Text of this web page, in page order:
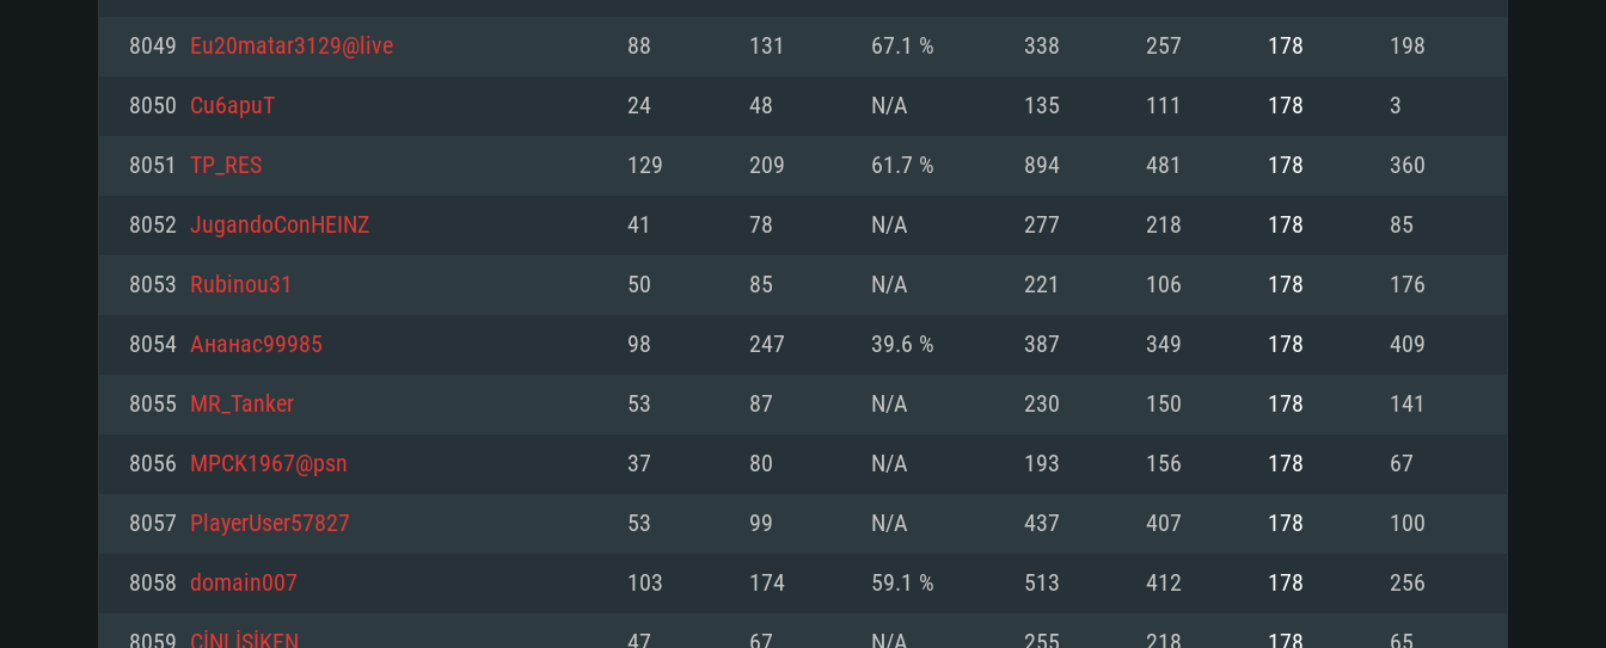
PC MAC Linux
최소사양
운영체제: Windows 10 (64 bit)
프로세서: 2.2 GHz 듀얼코어 이상
메모리: 4GB
그래픽 카드: DirectX 11 이상을 지원하는 AMD
해상도: 720p
네트워크: 브로드밴드 인터넷
여유 저장 공간: 22.1 GB (최소 클라이언트)
권장 사양
운영체제: Windows 10/11 (64 bit)
프로세서: Intel Core i5 또는 Ryzen 5 3600 이상
메모리: 16 GB 이상
그래픽 카드: DirectX 11 이상을 지원하는 Nvidia
최소사양
운영체제: Mac OS Big Sur 11.0
프로세서: 최소 2.2 GHz의 Core i5 (Intel Xeon 은 지
(Mac), 혹은 이와 비슷한 성능을 가지는 Mac 버전
의 AMD/Nvidia. 최소 해상도: 720p
네트워크: 브로드밴드 인터넷
여유 저장 공간: 22.1 GB (최소 클라이언트)
권장 사양
운영체제: Mac OS Big Sur 11.0
프로세서: Core i7 (Intel Xeon 은 지원하지 않습니
네트워크: 브로드밴드 인터넷
여유 저장 공간: 62.2 GB (전체 클라이언트)
최소사양
운영체제: 64bit Linux 중 최신 버전
프로세서: 2.4 GHz 듀얼코어
메모리: 4 GB
그래픽 카드: Vulkan 을 지원하고, 최신 그래픽 드라
와 동급의 성능을 가지며 최신 그래픽 드라이버를
지원하는 AMD (6개월 미만; 최소사양 지원 해상도
권장 사양
운영체제: Ubuntu 20.04 64bit
프로세서: Intel Core i7
메모리: 16 GB
그래픽 카드: Vulkan 을 지원하고, 최신 그래픽 드라
와 동급의 성능을 가지며 최신 그래픽 드라이버를
지원하는 AMD RX 570 (6개월 미만; 최소사양 지원
8049 Eu20matar3129@live 88 131 67.1 % 338 257 178 198
8050 Cu6apuT 24 48 N/A 135 111 178 3
8051 TP_RES 129 209 61.7 % 894 481 178 360
8052 JugandoConHEINZ 41 78 N/A 277 218 178 85
8053 Rubinou31 50 85 N/A 221 106 178 176
8054 Ананас99985 98 247 39.6 % 387 349 178 409
8055 MR_Tanker 53 87 N/A 230 150 178 141
8056 MPCK1967@psn 37 80 N/A 193 156 178 67
8057 PlayerUser57827 53 99 N/A 437 407 178 100
8058 domain007 103 174 59.1 % 513 412 178 256
8059 ÇİNLİSİKEN 47 67 N/A 255 218 178 65